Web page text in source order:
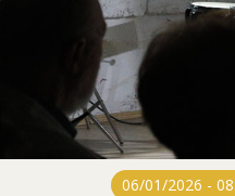
06/01/2026 -